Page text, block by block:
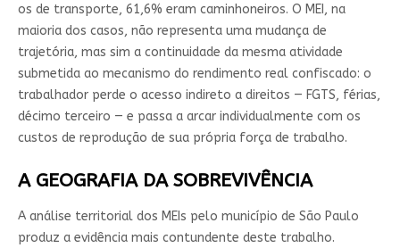
os de transporte, 61,6% eram caminhoneiros. O MEI, na
maioria dos casos, não representa uma mudança de
trajetória, mas sim a continuidade da mesma atividade
submetida ao mecanismo do rendimento real confiscado: o
trabalhador perde o acesso indireto a direitos — FGTS, férias,
décimo terceiro — e passa a arcar individualmente com os
custos de reprodução de sua própria força de trabalho.
A GEOGRAFIA DA SOBREVIVÊNCIA
A análise territorial dos MEIs pelo município de São Paulo
produz a evidência mais contundente deste trabalho.